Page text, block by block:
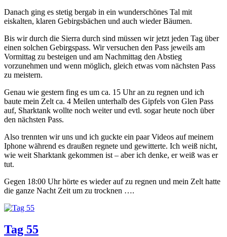
Danach ging es stetig bergab in ein wunderschönes Tal mit
eiskalten, klaren Gebirgsbächen und auch wieder Bäumen.
Bis wir durch die Sierra durch sind müssen wir jetzt jeden Tag über
einen solchen Gebirgspass. Wir versuchen den Pass jeweils am
Vormittag zu besteigen und am Nachmittag den Abstieg
vorzunehmen und wenn möglich, gleich etwas vom nächsten Pass
zu meistern.
Genau wie gestern fing es um ca. 15 Uhr an zu regnen und ich
baute mein Zelt ca. 4 Meilen unterhalb des Gipfels von Glen Pass
auf, Sharktank wollte noch weiter und evtl. sogar heute noch über
den nächsten Pass.
Also trennten wir uns und ich guckte ein paar Videos auf meinem
Iphone während es draußen regnete und gewitterte. Ich weiß nicht,
wie weit Sharktank gekommen ist – aber ich denke, er weiß was er
tut.
Gegen 18:00 Uhr hörte es wieder auf zu regnen und mein Zelt hatte
die ganze Nacht Zeit um zu trocknen ….
Tag 55